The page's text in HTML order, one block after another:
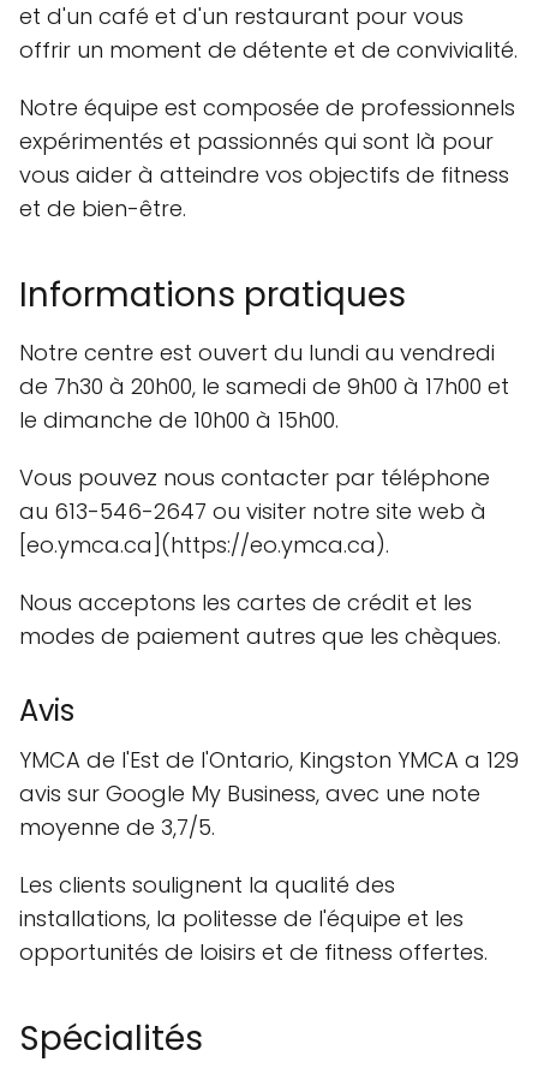
et d'un café et d'un restaurant pour vous
offrir un moment de détente et de convivialité.
Notre équipe est composée de professionnels
expérimentés et passionnés qui sont là pour
vous aider à atteindre vos objectifs de fitness
et de bien-être.
Informations pratiques
Notre centre est ouvert du lundi au vendredi
de 7h30 à 20h00, le samedi de 9h00 à 17h00 et
le dimanche de 10h00 à 15h00.
Vous pouvez nous contacter par téléphone
au 613-546-2647 ou visiter notre site web à
[eo.ymca.ca](https://eo.ymca.ca).
Nous acceptons les cartes de crédit et les
modes de paiement autres que les chèques.
Avis
YMCA de l'Est de l'Ontario, Kingston YMCA a 129
avis sur Google My Business, avec une note
moyenne de 3,7/5.
Les clients soulignent la qualité des
installations, la politesse de l'équipe et les
opportunités de loisirs et de fitness offertes.
Spécialités